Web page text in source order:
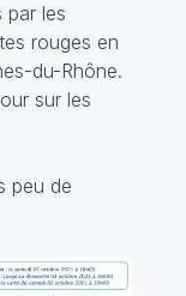
par les
rouges en
du-Rhône.
sur les
peu de